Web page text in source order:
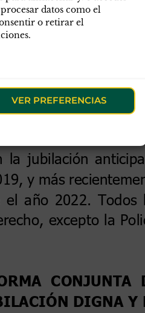
datos como el
o retirar el
VER PREFERENCIAS